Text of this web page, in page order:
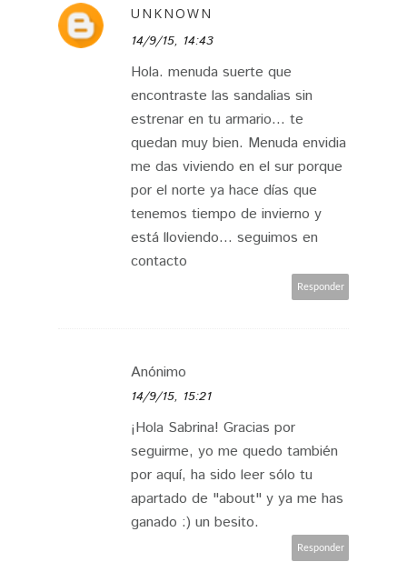
UNKNOWN
14/9/15, 14:43
Hola. menuda suerte que
encontraste las sandalias sin
estrenar en tu armario... te
quedan muy bien. Menuda envidia
me das viviendo en el sur porque
por el norte ya hace días que
tenemos tiempo de invierno y
está lloviendo... seguimos en
contacto
Responder
Anónimo
14/9/15, 15:21
¡Hola Sabrina! Gracias por
seguirme, yo me quedo también
por aquí, ha sido leer sólo tu
apartado de "about" y ya me has
ganado :) un besito.
Responder